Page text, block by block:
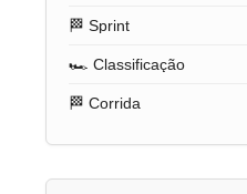
🏁 Sprint
🏎️ Classificação
🏁 Corrida